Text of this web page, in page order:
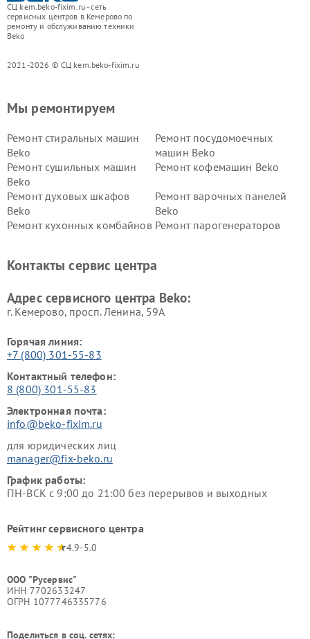
СЦ kem.beko-fixim.ru - сеть
сервисных центров в Кемерово по
ремонту и обслуживанию техники
Beko
2021-2026 © СЦ kem.beko-fixim.ru
Мы ремонтируем
Ремонт стиральных машин
Beko
Ремонт посудомоечных
машин Beko
Ремонт сушильных машин
Beko
Ремонт кофемашин Beko
Ремонт духовых шкафов
Beko
Ремонт варочных панелей
Beko
Ремонт кухонных комбайнов Ремонт парогенераторов
Ремонт холодильников Beko Ремонт морозильных камер
Контакты сервис центра
Адрес сервисного центра Beko:
г. Кемерово, просп. Ленина, 59А
Горячая линия:
+7 (800) 301-55-83
Контактный телефон:
8 (800) 301-55-83
Электронная почта:
info@beko-fixim.ru
для юридических лиц
manager@fix-beko.ru
График работы:
ПН-ВСК с 9:00 до 21:00 без перерывов и выходных
Рейтинг сервисного центра
4.9-5.0
ООО "Русервис"
ИНН 7702633247
ОГРН 1077746335776
Поделиться в соц. сетях: